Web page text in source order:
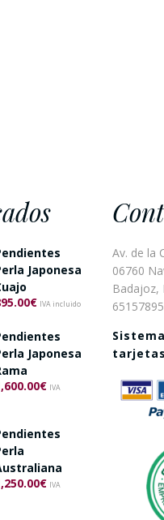
Japonesa
€ IVA incluido
Japonesa
€ IVA
€ IVA
Av. de la
06760
Badajoz,